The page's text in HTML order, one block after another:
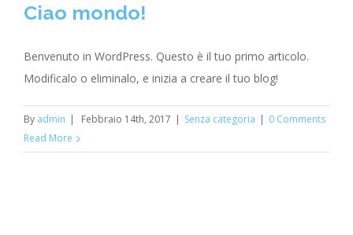
Ciao mondo!
Benvenuto in WordPress. Questo è il tuo primo articolo.
Modificalo o eliminalo, e inizia a creare il tuo blog!
By admin | Febbraio 14th, 2017 | Senza categoria | 0 Comments
Read More